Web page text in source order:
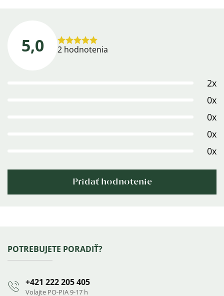
5,0
Priemerné
2 hodnotenia
2x
0x
0x
0x
0x
Pridať hodnotenie
Zápätie
POTREBUJETE PORADIŤ?
+421 222 205 405
Volajte PO-PIA 9-17 h